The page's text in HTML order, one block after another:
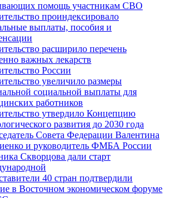
помощь участникам СВО
проиндексировало
выплаты, пособия и
расширило перечень
важных лекарств
России
увеличило размеры
социальной выплаты для
работников
утвердило Концепцию
развития до 2030 года
Совета Федерации Валентина
и руководитель ФМБА России
Скворцова дали старт
40 стран подтвердили
в Восточном экономическом форуме